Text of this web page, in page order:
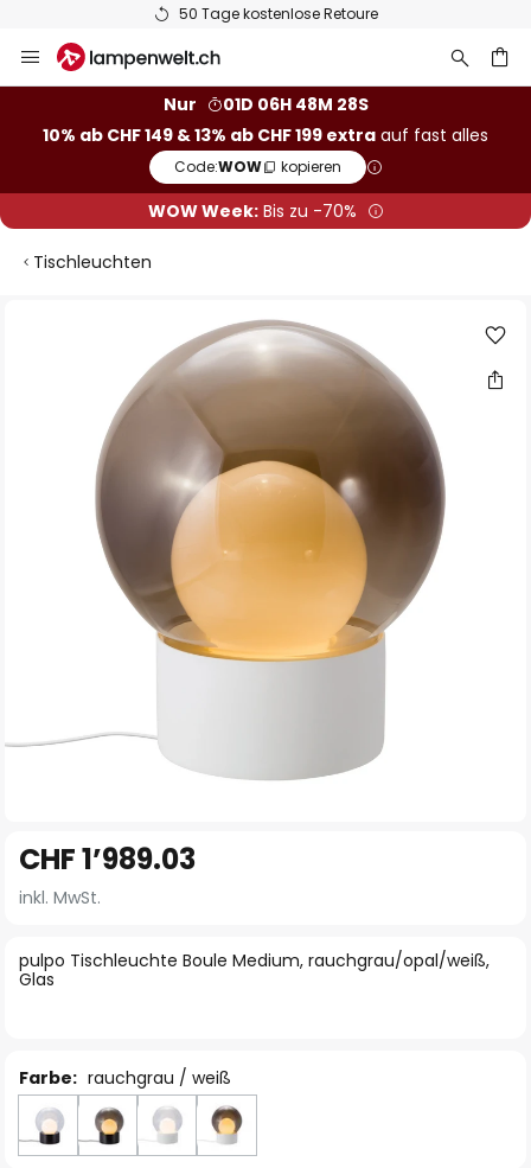
50 Tage kostenlose Retoure
Inhalt
Nur
01D 06H 48M 28S
10% ab CHF 149 & 13% ab CHF 199 extra auf fast alles
Code:WOW kopieren
WOW Week:Bis zu -70%
Tischleuchten
Anfang
der
springen
pulpo Tischleuchte Boule Medium, rauchgrau/opal/weiß,
Glas
CHF 1’989.03
inkl. MwSt.
Farbe: rauchgrau / weiß